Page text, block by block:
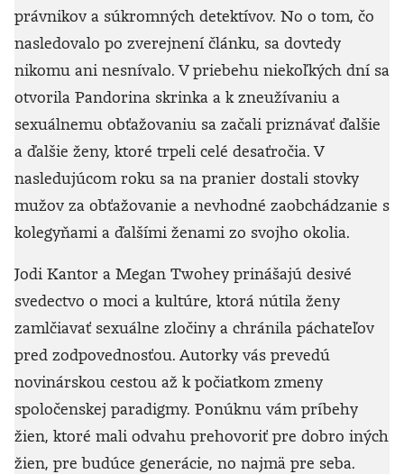
právnikov a súkromných detektívov. No o tom, čo
nasledovalo po zverejnení článku, sa dovtedy
nikomu ani nesnívalo. V priebehu niekoľkých dní sa
otvorila Pandorina skrinka a k zneužívaniu a
sexuálnemu obťažovaniu sa začali priznávať ďalšie
a ďalšie ženy, ktoré trpeli celé desaťročia. V
nasledujúcom roku sa na pranier dostali stovky
mužov za obťažovanie a nevhodné zaobchádzanie s
kolegyňami a ďalšími ženami zo svojho okolia.
Jodi Kantor a Megan Twohey prinášajú desivé
svedectvo o moci a kultúre, ktorá nútila ženy
zamlčiavať sexuálne zločiny a chránila páchateľov
pred zodpovednosťou. Autorky vás prevedú
novinárskou cestou až k počiatkom zmeny
spoločenskej paradigmy. Ponúknu vám príbehy
žien, ktoré mali odvahu prehovoriť pre dobro iných
žien, pre budúce generácie, no najmä pre seba.